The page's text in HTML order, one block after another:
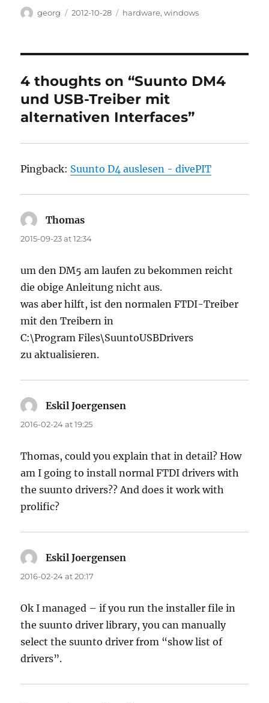
Author
georg
Posted
2012-10-28 Categories
hardware,windows
4 thoughts on “Suunto DM4
und USB-Treiber mit
alternativen Interfaces”
Pingback: Suunto D4 auslesen - divePIT
Thomas
2015-09-23 at 12:34
um den DM5 am laufen zu bekommen reicht
die obige Anleitung nicht aus.
was aber hilft, ist den normalen FTDI-Treiber
mit den Treibern in
C:\Program Files\SuuntoUSBDrivers
zu aktualisieren.
Eskil Joergensen
2016-02-24 at 19:25
Thomas, could you explain that in detail? How
am I going to install normal FTDI drivers with
the suunto drivers?? And does it work with
prolific?
Eskil Joergensen
2016-02-24 at 20:17
Ok I managed – if you run the installer file in
the suunto driver library, you can manually
select the suunto driver from “show list of
drivers”.